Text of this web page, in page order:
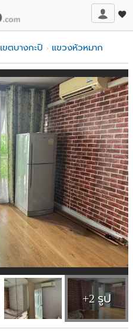
เขตบางกะปิ แขวงหัวหมาก
+2 รูป